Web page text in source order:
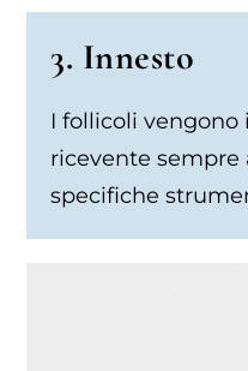
3. Innesto
I follicoli vengono
ricevente sempre
specifiche